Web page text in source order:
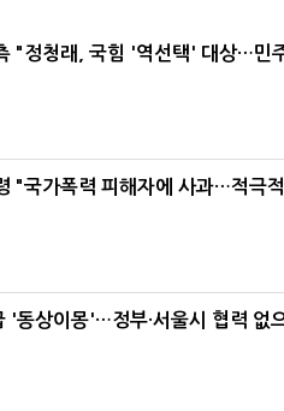
"정청래, 국힘 '역선택' 대상…민
"국가폭력 피해자에 사과…적극
'동상이몽'…정부·서울시 협력 없